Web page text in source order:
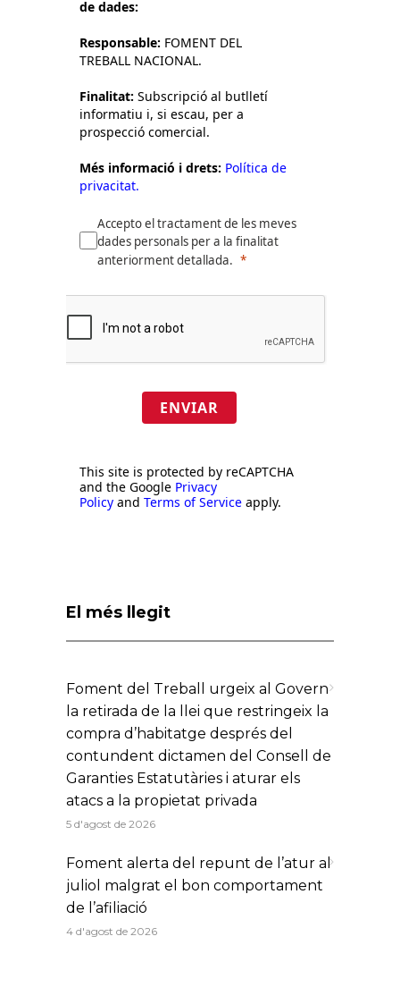
de dades:
Responsable: FOMENT DEL
TREBALL NACIONAL.
Finalitat: Subscripció al butlletí
informatiu i, si escau, per a
prospecció comercial.
Més informació i drets: Política de
privacitat.
Accepto el tractament de les meves
dades personals per a la finalitat
anteriorment detallada.
ENVIAR
This site is protected by reCAPTCHA
and the Google Privacy
Policy and Terms of Service apply.
El més llegit
Foment del Treball urgeix al Govern
la retirada de la llei que restringeix la
compra d’habitatge després del
contundent dictamen del Consell de
Garanties Estatutàries i aturar els
atacs a la propietat privada
5 d'agost de 2026
Foment alerta del repunt de l’atur al
juliol malgrat el bon comportament
de l’afiliació
4 d'agost de 2026